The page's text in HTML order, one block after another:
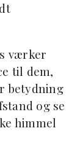
værker
til dem,
betydning
og se
himmel